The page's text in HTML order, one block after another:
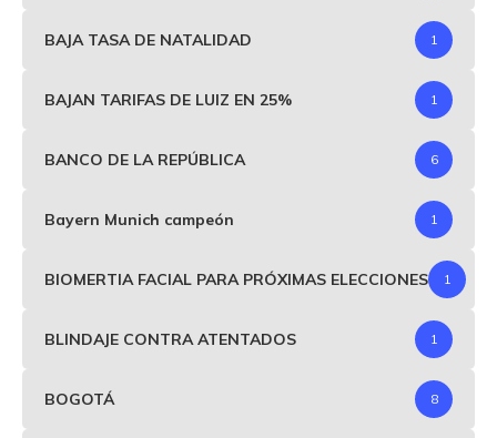
BAJA TASA DE NATALIDAD 1
BAJAN TARIFAS DE LUIZ EN 25% 1
BANCO DE LA REPÚBLICA 6
Bayern Munich campeón 1
BIOMERTIA FACIAL PARA PRÓXIMAS ELECCIONES 1
BLINDAJE CONTRA ATENTADOS 1
BOGOTÁ 8